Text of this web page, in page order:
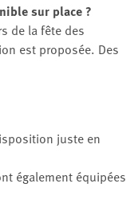
sur place ?
de la fête des
est proposée. Des
juste en
également équipées